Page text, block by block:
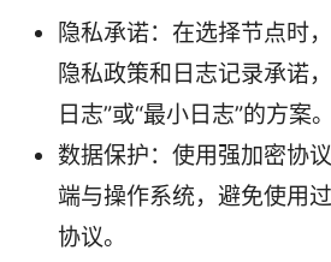
隐私承诺：在选择节点时
隐私政策和日志记录承诺
日志”或“最小日志”的方案。
数据保护：使用强加密协
端与操作系统，避免使用
协议。